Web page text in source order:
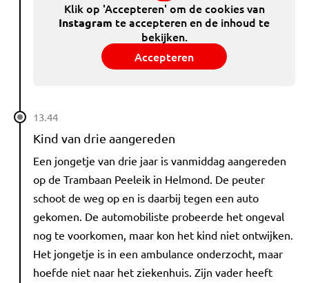
Klik op 'Accepteren' om de cookies van
Instagram te accepteren en de inhoud te
bekijken.
Accepteren
13.44
Kind van drie aangereden
Een jongetje van drie jaar is vanmiddag aangereden
op de Trambaan Peeleik in Helmond. De peuter
schoot de weg op en is daarbij tegen een auto
gekomen. De automobiliste probeerde het ongeval
nog te voorkomen, maar kon het kind niet ontwijken.
Het jongetje is in een ambulance onderzocht, maar
hoefde niet naar het ziekenhuis. Zijn vader heeft